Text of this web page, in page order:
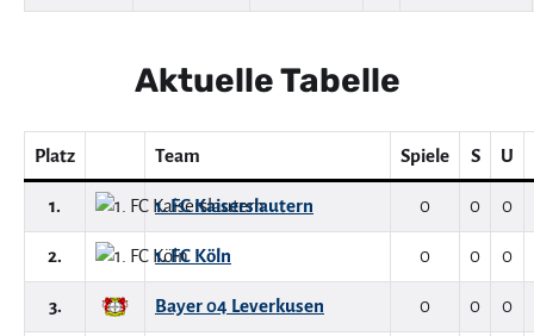
Aktuelle Tabelle
Platz Team Spiele S U
1. 1. FC Kaiserslautern 0 0 0
2. 1. FC Köln 0 0 0
3. Bayer 04 Leverkusen 0 0 0